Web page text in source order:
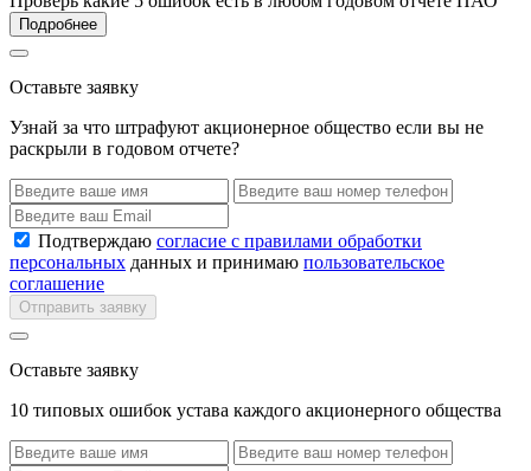
Подробнее
Оставьте заявку
Узнай за что штрафуют акционерное общество если вы не
раскрыли в годовом отчете?
Подтверждаю согласие с правилами обработки
персональных данных и принимаю пользовательское
соглашение
Отправить заявку
Оставьте заявку
10 типовых ошибок устава каждого акционерного общества